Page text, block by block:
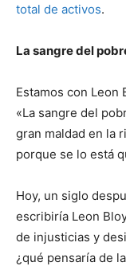
total de activos.
La sangre del
Estamos con Leon
«La sangre del
gran maldad en la
porque se lo está
Hoy, un siglo
escribiría Leon
de injusticias y
¿qué pensaría de